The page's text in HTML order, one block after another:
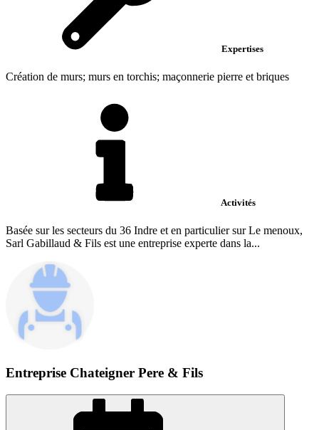
Expertises
Création de murs; murs en torchis; maçonnerie pierre et briques
Activités
Basée sur les secteurs du 36 Indre et en particulier sur Le menoux,
Sarl Gabillaud & Fils est une entreprise experte dans la...
Entreprise Chateigner Pere & Fils